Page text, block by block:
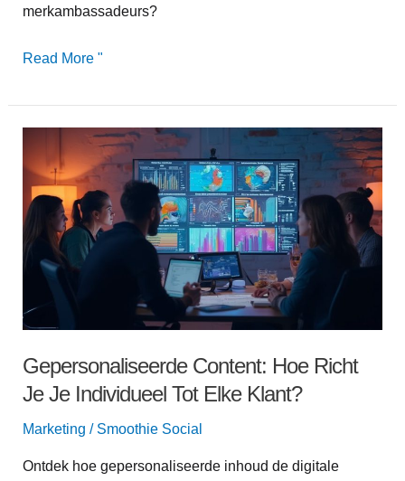
merkambassadeurs?
Read More "
Gepersonaliseerde Content: Hoe Richt
Je Je Individueel Tot Elke Klant?
Marketing / Smoothie Social
Ontdek hoe gepersonaliseerde inhoud de digitale
Gepersonaliseerde
Content:
Hoe
Richt
Je
Je
Individueel
Tot
Klant?